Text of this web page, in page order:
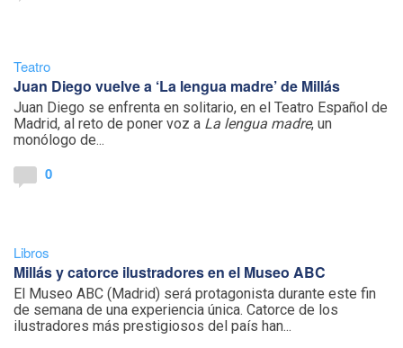
Teatro
Juan Diego vuelve a ‘La lengua madre’ de Millás
Juan Diego se enfrenta en solitario, en el Teatro Español de
Madrid, al reto de poner voz a La lengua madre, un
monólogo de...
0
Libros
Millás y catorce ilustradores en el Museo ABC
El Museo ABC (Madrid) será protagonista durante este fin
de semana de una experiencia única. Catorce de los
ilustradores más prestigiosos del país han...